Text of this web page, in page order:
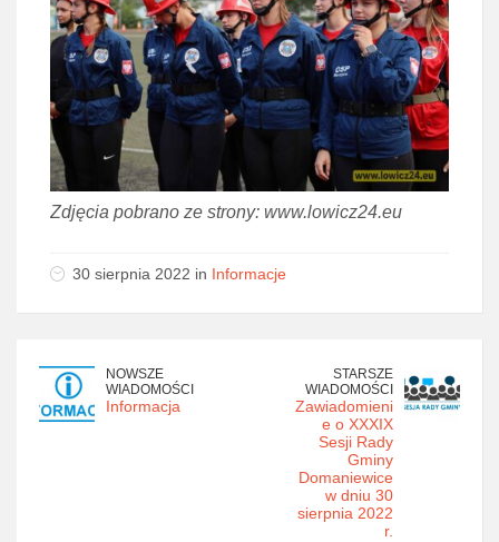
Zdjęcia pobrano ze strony: www.lowicz24.eu
30 sierpnia 2022 in Informacje
NOWSZE
WIADOMOŚCI
Informacja
STARSZE
WIADOMOŚCI
Zawiadomieni
e o XXXIX
Sesji Rady
Gminy
Domaniewice
w dniu 30
sierpnia 2022
r.